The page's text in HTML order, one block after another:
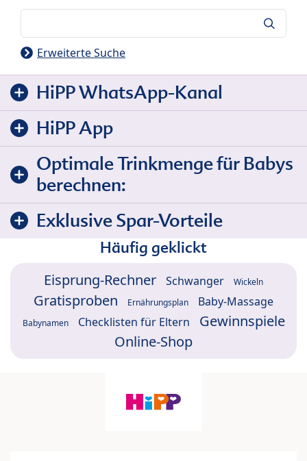
Erweiterte Suche
HiPP WhatsApp-Kanal
HiPP App
Optimale Trinkmenge für Babys
berechnen:
Exklusive Spar-Vorteile
Häufig geklickt
Eisprung-Rechner Schwanger Wickeln
Gratisproben Ernährungsplan Baby-Massage
Babynamen Checklisten für Eltern
Gewinnspiele
Online-Shop